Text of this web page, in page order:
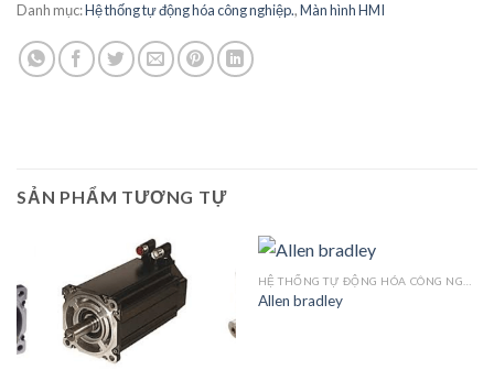
Danh mục:Hệ thống tự động hóa công nghiệp.,Màn hình HMI
SẢN PHẨM TƯƠNG TỰ
Allen bradley